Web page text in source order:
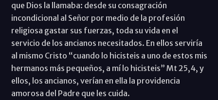
que Dios la llamaba: desde su consagración
incondicional al Señor por medio de la profesión
religiosa gastar sus fuerzas, toda su vida en el
servicio de los ancianos necesitados. En ellos serviría
al mismo Cristo “cuando lo hicisteis a uno de estos mis
hermanos más pequeños, a mí lo hicisteis” Mt 25,4, y
ellos, los ancianos, verían en ella la providencia
amorosa del Padre que les cuida.